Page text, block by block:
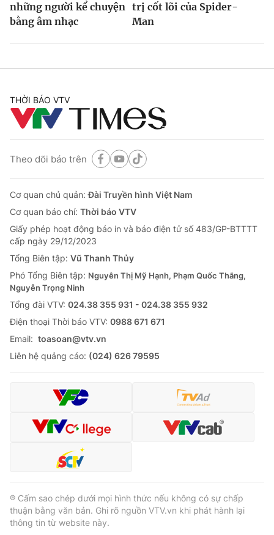
những người kể chuyện
bằng âm nhạc
trị cốt lõi của Spider-
Man
THỜI BÁO VTV
Theo dõi báo trên
Cơ quan chủ quản:Đài Truyền hình Việt Nam
Cơ quan báo chí: Thời báo VTV
Giấy phép hoạt động báo in và báo điện tử số 483/GP-BTTTT
cấp ngày 29/12/2023
Tổng Biên tập: Vũ Thanh Thủy
Phó Tổng Biên tập: Nguyễn Thị Mỹ Hạnh, Phạm Quốc Thắng,
Nguyễn Trọng Ninh
Tổng đài VTV: 024.38 355 931 - 024.38 355 932
Ðiện thoại Thời báo VTV: 0988 671 671
Email: toasoan@vtv.vn
Liên hệ quảng cáo: (024) 626 79595
® Cấm sao chép dưới mọi hình thức nếu không có sự chấp
thuận bằng văn bản. Ghi rõ nguồn VTV.vn khi phát hành lại
thông tin từ website này.